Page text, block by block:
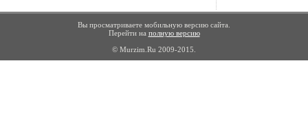
Вы просматриваете мобильную версию сайта.
Перейти на полную версию
© Murzim.Ru 2009-2015.